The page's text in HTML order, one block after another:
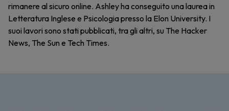
rimanere al sicuro online. Ashley ha conseguito una laurea in
Letteratura Inglese e Psicologia presso la Elon University. I
suoi lavori sono stati pubblicati, tra gli altri, su The Hacker
News, The Sun e Tech Times.